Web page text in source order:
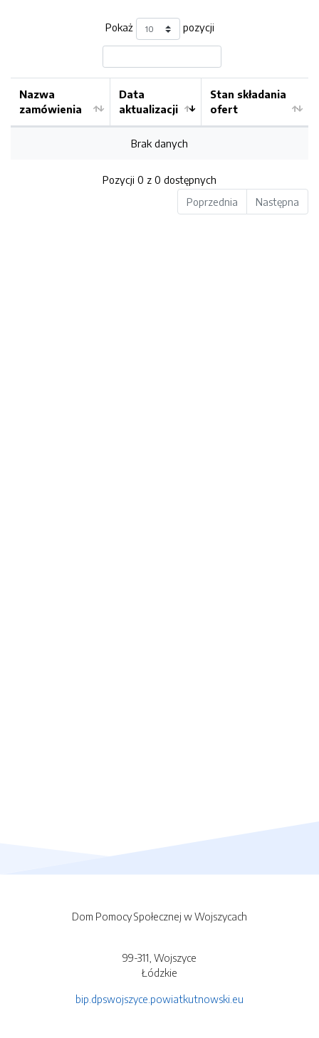
Pokaż pozycji
Nazwa
zamówienia
Data
aktualizacji
Stan składania
ofert
Brak danych
Pozycji 0 z 0 dostępnych
Poprzednia
Następna
Dom Pomocy Społecznej w Wojszycach
99-311, Wojszyce
Łódzkie
bip.dpswojszyce.powiatkutnowski.eu